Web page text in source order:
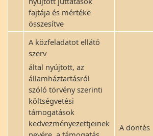
fajtája és mértéke
összesítve
A közfeladatot ellátó
szerv
által nyújtott, az
államháztartásról
szóló törvény szerinti
költségvetési
támogatások
kedvezményezettjeinek
A döntés